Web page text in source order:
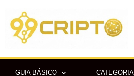
para
conteúdo
GUIA BÁSICO